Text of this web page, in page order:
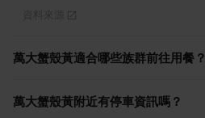
萬大蟹殼黃適合哪些族群前往用餐？
萬大蟹殼黃附近有停車資訊嗎？